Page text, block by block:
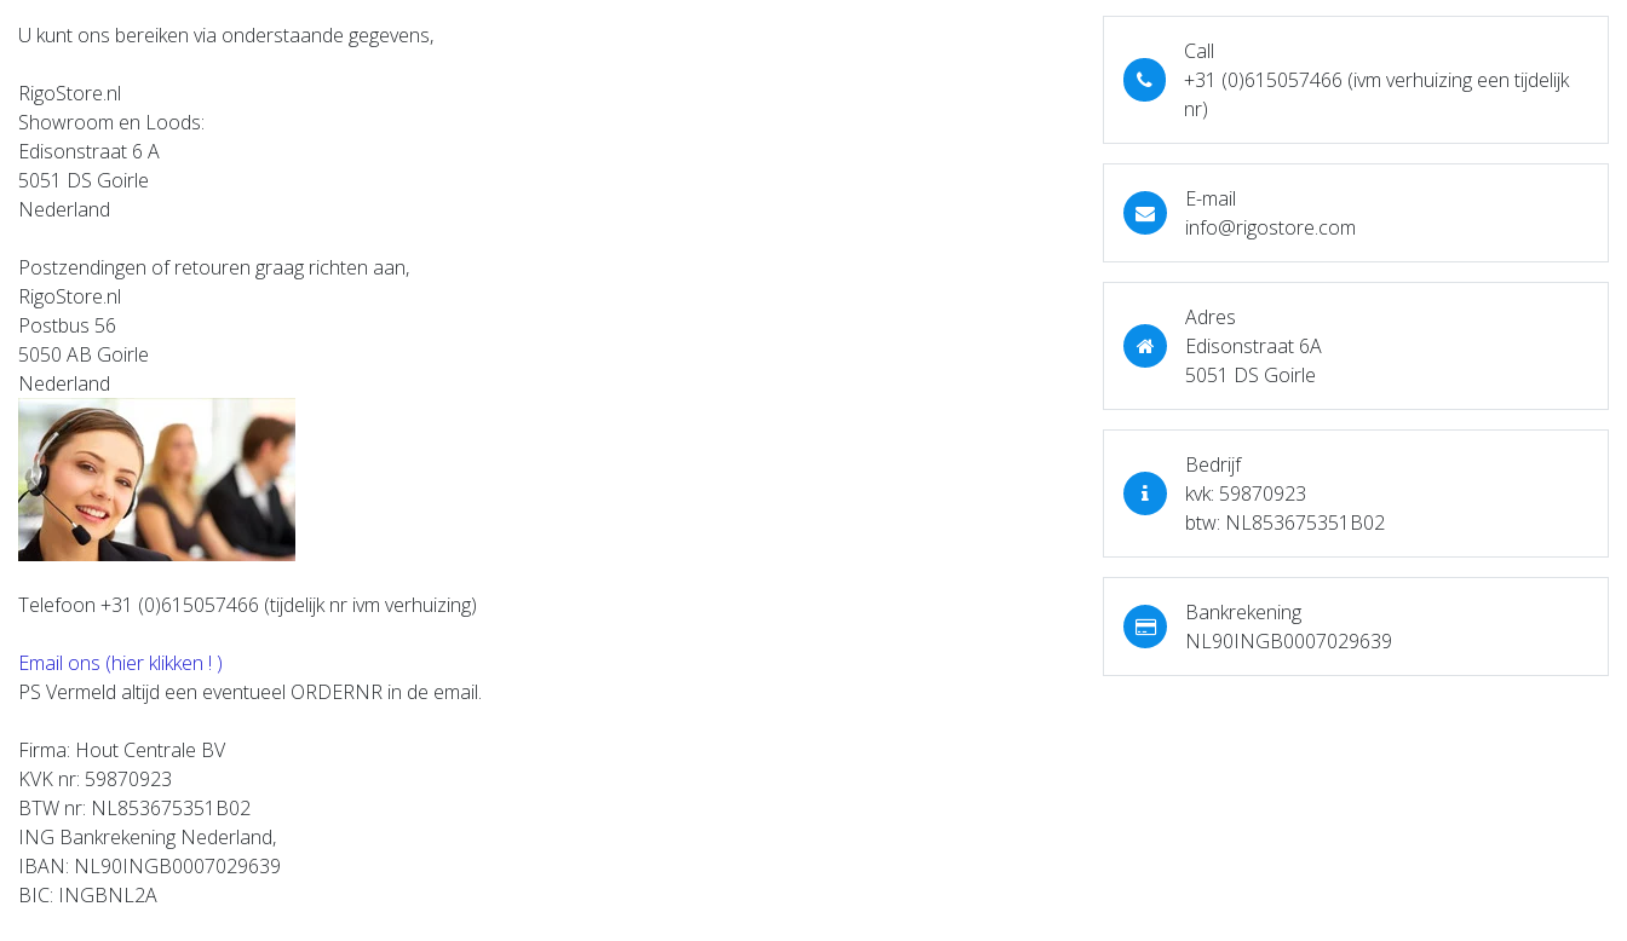
U kunt ons bereiken via onderstaande gegevens,
RigoStore.nl
Showroom en Loods:
Edisonstraat 6 A
5051 DS Goirle
Nederland
Postzendingen of retouren graag richten aan,
RigoStore.nl
Postbus 56
5050 AB Goirle
Nederland
Telefoon +31 (0)615057466 (tijdelijk nr ivm verhuizing)
Email ons (hier klikken ! )
PS Vermeld altijd een eventueel ORDERNR in de email.
Firma: Hout Centrale BV
KVK nr: 59870923
BTW nr: NL853675351B02
ING Bankrekening Nederland,
IBAN: NL90INGB0007029639
BIC: INGBNL2A
Call
+31 (0)615057466 (ivm verhuizing een tijdelijk
nr)
E-mail
info@rigostore.com
Adres
Edisonstraat 6A
5051 DS Goirle
Bedrijf
kvk: 59870923
btw: NL853675351B02
Bankrekening
NL90INGB0007029639